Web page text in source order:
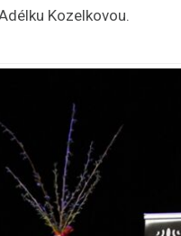
Kozelkovou.